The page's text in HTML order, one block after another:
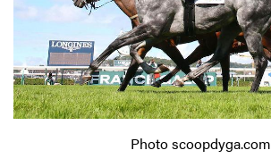
Photo scoopdyga.com